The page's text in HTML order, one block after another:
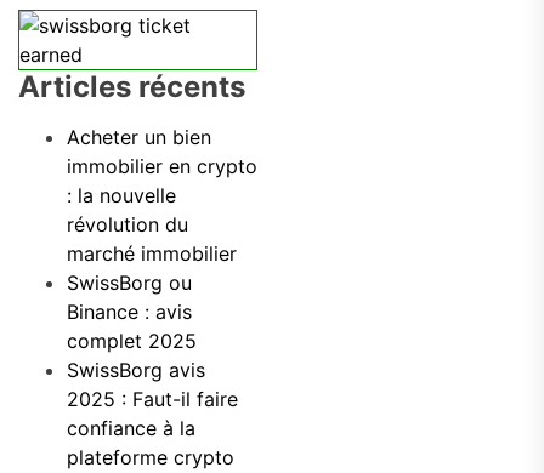
Articles récents
Acheter un bien
immobilier en crypto
: la nouvelle
révolution du
marché immobilier
SwissBorg ou
Binance : avis
complet 2025
SwissBorg avis
2025 : Faut-il faire
confiance à la
plateforme crypto